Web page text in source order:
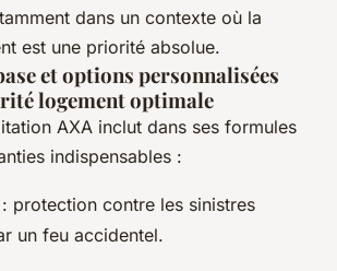
dans un contexte où la
est une priorité absolue.
et options personnalisées
logement optimale
AXA inclut dans ses formules
indispensables :
: protection contre les sinistres
un feu accidentel.